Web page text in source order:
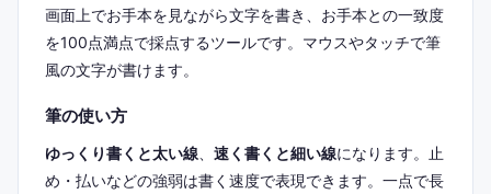
画面上でお手本を見ながら文字を書き、お手本との一致度
を100点満点で採点するツールです。マウスやタッチで筆
風の文字が書けます。
筆の使い方
ゆっくり書くと太い線 速く書くと細い線になります。止
め・払いなどの強弱は書く速度で表現できます。一点で長